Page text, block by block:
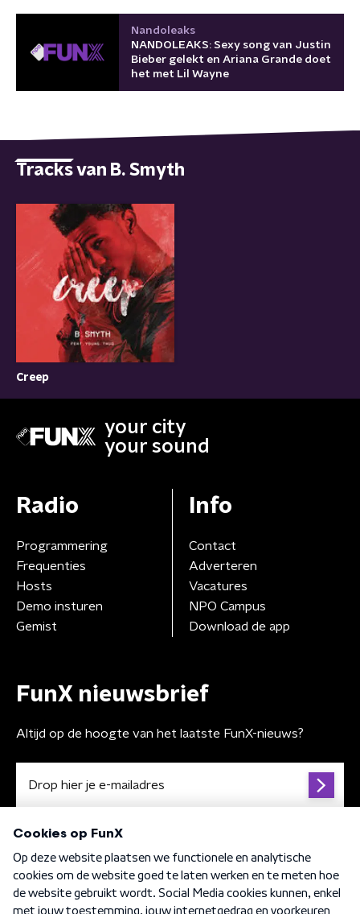
Nandoleaks
NANDOLEAKS: Sexy song van Justin
Bieber gelekt en Ariana Grande doet
het met Lil Wayne
Tracks van B. Smyth
Creep
your city
your sound
Radio
Programmering
Frequenties
Hosts
Demo insturen
Gemist
Info
Contact
Adverteren
Vacatures
NPO Campus
Download de app
FunX nieuwsbrief
Altijd op de hoogte van het laatste FunX-nieuws?
Algemene voorwaarden Privacybeleid